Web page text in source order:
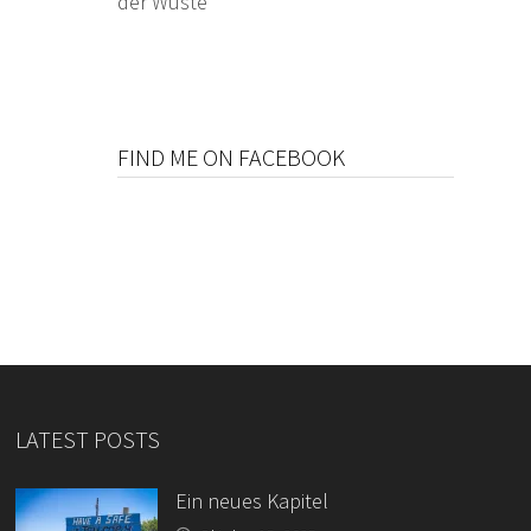
FIND ME ON FACEBOOK
LATEST POSTS
Ein neues Kapitel